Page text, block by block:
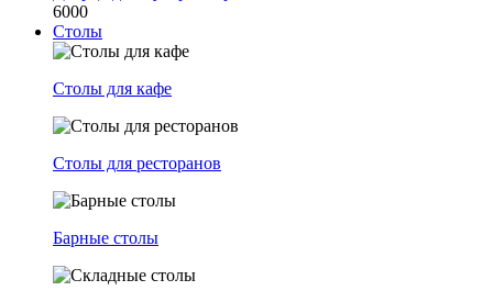
6000
Столы
Столы для кафе
Столы для ресторанов
Барные столы